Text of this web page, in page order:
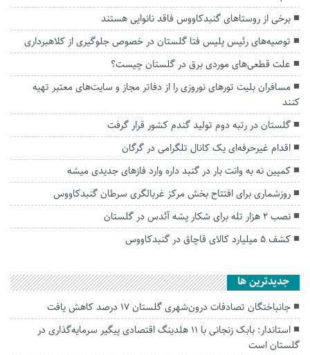
برخی از روستاهای گنبدکاووس فاقد نانوایی هستند
توصیه‌های رئیس پلیس فتا گلستان در خصوص جلوگیری از کلاهبرداری
علت قطعی‌های موردی برق در گلستان چیست؟
مسافران بلیت تورهای نوروزی را از دفاتر مجاز و سایت‌های معتبر تهیه
کنند
گلستان در رتبه دوم تولید گندم کشور قرار گرفت
اقدام غیرحرفه‌ای یک کانال تلگرامی در گرگان
کمپین نه به وانت بار در گنبد داره وارد فازهای جدیدی میشه
روزشماری برای افتتاح بخش مرکز غربالگری سرطان گنبدکاووس
نصب ۲ هزار تله برای شکار پشه آئدس در گلستان
کشف ۵ میلیارد کالای قاچاق در گنبدکاووس
جديدترين ها
جانباختگان تصادفات درون‌شهری گلستان ۱۷ درصد کاهش یافت
استاندار: بابک زنجانی با ۱۱ هلدینگ اقتصادی پیگیر سرمایه‌گذاری در
گلستان است